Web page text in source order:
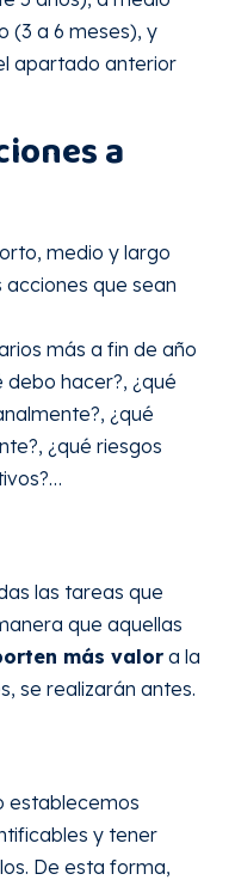
(3 a 6 meses), y
apartado anterior
a
medio y largo
que sean
más a fin de año
hacer?, ¿qué
¿qué
¿qué riesgos
las tareas que
que aquellas
más valor a la
se realizarán antes.
establecemos
y tener
De esta forma,